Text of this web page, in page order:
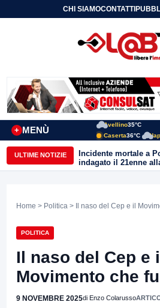
CHI SIAMOCONTATTI
MENÙ
+
Avellino35°C
Caserta36°C
ULTIME NOTIZIE
Incidente mortale a
indagato il 21enne
ipotesi di duplice
Home > Politica > Il naso del Cep e il
POLITICA
Il naso del Cep e
Movimento che fu
9 NOVEMBRE 2025di Enzo Colarusso